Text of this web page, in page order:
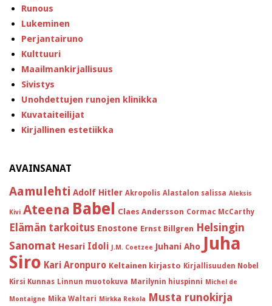
Runous
Lukeminen
Perjantairuno
Kulttuuri
Maailmankirjallisuus
Sivistys
Unohdettujen runojen klinikka
Kuvataiteilijat
Kirjallinen estetiikka
AVAINSANAT
Aamulehti Adolf Hitler Akropolis Alastalon salissa Aleksis
Kivi Ateena Babel Claes Andersson Cormac McCarthy
Elämän tarkoitus Enostone Ernst Billgren Helsingin
Sanomat Hesari Idoli J.M. Coetzee Juhani Aho Juha
Siro Kari Aronpuro Keltainen kirjasto Kirjallisuuden Nobel
Kirsi Kunnas Linnun muotokuva Marilynin hiuspinni Michel de
Montaigne Mika Waltari Mirkka Rekola Musta runokirja